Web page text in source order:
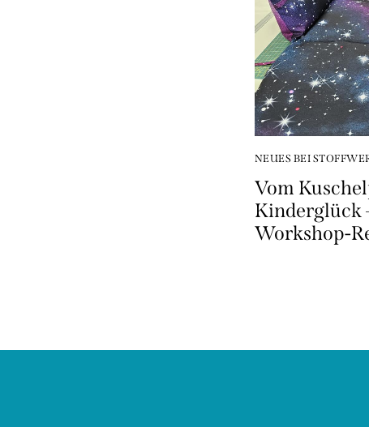
NEUES BEI
Vom
Kinderglück
Workshop-